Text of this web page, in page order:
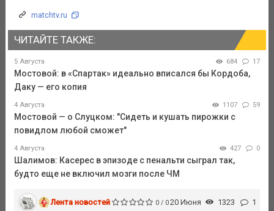
matchtv.ru
ЧИТАЙТЕ ТАКЖЕ:
5 Августа 684 17
Мостовой: в «Спартак» идеально вписался бы Кордоба,
Даку — его копия
4 Августа 1107 59
Мостовой — о Слуцком: "Сидеть и кушать пирожки с
повидлом любой сможет"
4 Августа 427 0
Шалимов: Касерес в эпизоде с пенальти сыграл так,
будто еще не включил мозги после ЧМ
Лента новостей 0 / 020 Июня 1323 1